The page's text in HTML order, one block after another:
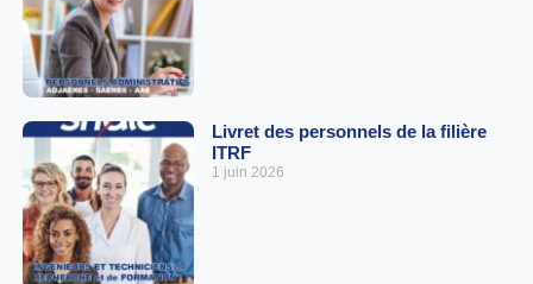
Livret des personnels de la filière
ITRF
1 juin 2026